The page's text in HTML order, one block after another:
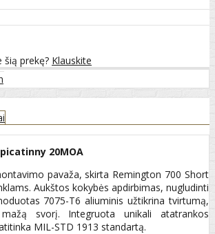
šią prekę? Klauskite
picatinny 20MOA
pavaža, skirta Remington 700 Short
Aukštos kokybės apdirbimas, nugludinti
7075-T6 aliuminis užtikrina tvirtumą,
svorį. Integruota unikali atatrankos
MIL-STD 1913 standartą.